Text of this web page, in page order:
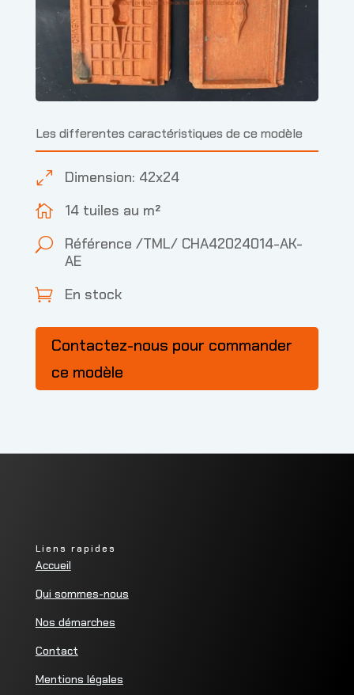
Les differentes caractéristiques de ce modèle
0 Dimension: 42x24
 14 tuiles au m²
U
Référence /TML/ CHA42024014-AK-
AE
 En stock
Contactez-nous pour commander
ce modèle
Liens rapides
Accueil
Qui sommes-nous
Nos démarches
Contact
Mentions légales